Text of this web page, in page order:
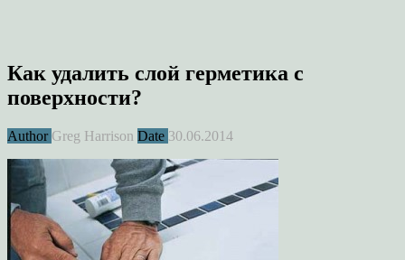
Как удалить слой герметика с
поверхности?
Author Greg Harrison Date 30.06.2014